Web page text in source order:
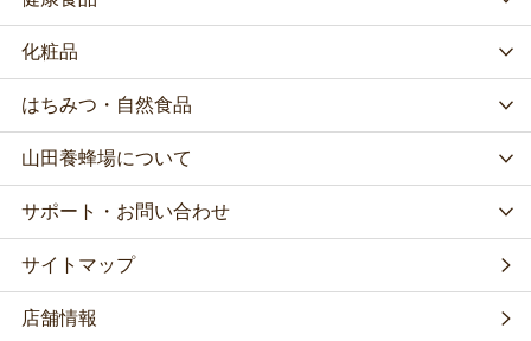
化粧品
はちみつ・自然食品
山田養蜂場について
サポート・お問い合わせ
サイトマップ
店舗情報